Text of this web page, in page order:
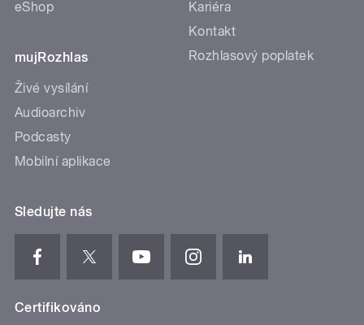
eShop
mujRozhlas
Živé vysílání
Audioarchiv
Podcasty
Mobilní aplikace
Kariéra
Kontakt
Rozhlasový poplatek
Sledujte nás
Certifikováno